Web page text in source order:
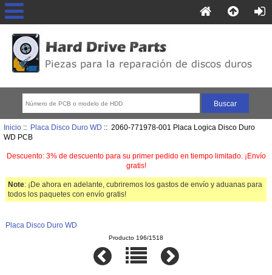
Inicio:: Placa Disco Duro WD :: 2060-771978-001 Placa Logica Disco Duro
WD PCB
Descuento: 3% de descuento para su primer pedido en tiempo limitado. ¡Envío
gratis!
Note: ¡De ahora en adelante, cubriremos los gastos de envío y aduanas para
todos los paquetes con envío gratis!
Placa Disco Duro WD
Producto 196/1518